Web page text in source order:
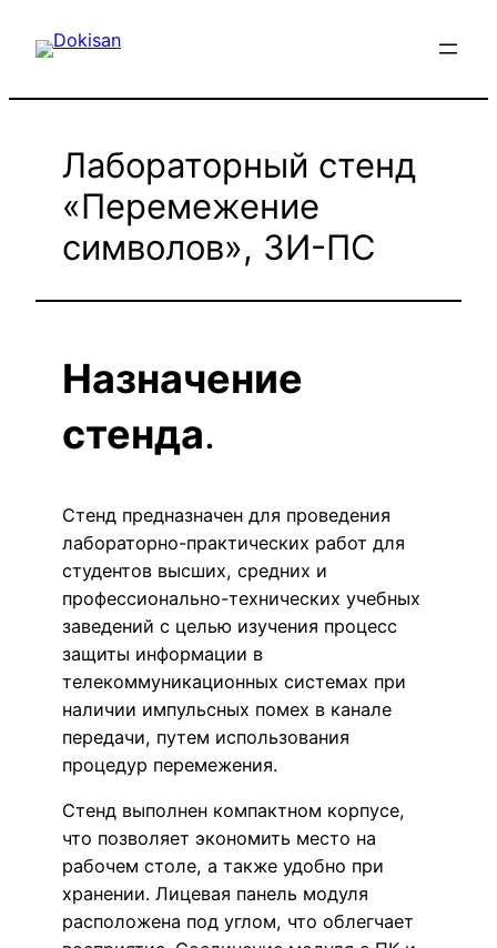
Лабораторный стенд
«Перемежение
символов», ЗИ-ПС
Назначение
стенда.
Стенд предназначен для проведения
лабораторно-практических работ для
студентов высших, средних и
профессионально-технических учебных
заведений с целью изучения процесс
защиты информации в
телекоммуникационных системах при
наличии импульсных помех в канале
передачи, путем использования
процедур перемежения.
Стенд выполнен компактном корпусе,
что позволяет экономить место на
рабочем столе, а также удобно при
хранении. Лицевая панель модуля
расположена под углом, что облегчает